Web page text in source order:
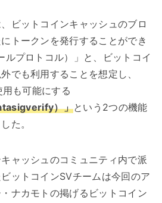
ビットコインキャッシュのブロ
トークンを発行することができ
ルプロトコル）」と、ビットコイ
でも利用することを想定し、
も可能にする
）」という2つの機能
た。
ャッシュのコミュニティ内で派
ットコインSVチームは今回のア
ナカモトの掲げるビットコイン